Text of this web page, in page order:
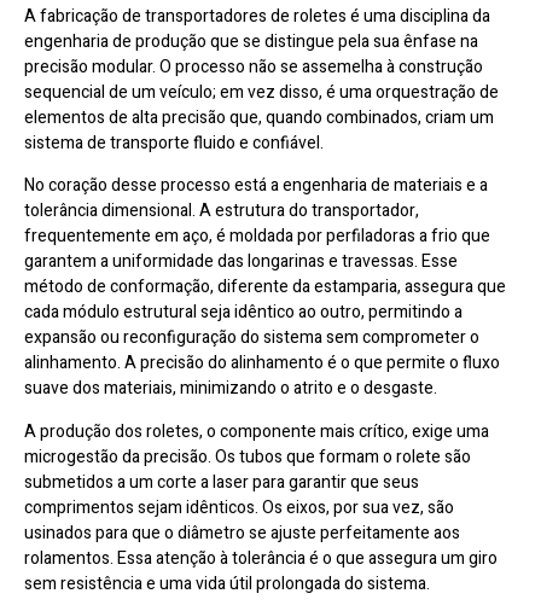
A fabricação de transportadores de roletes é uma disciplina da
engenharia de produção que se distingue pela sua ênfase na
precisão modular. O processo não se assemelha à construção
sequencial de um veículo; em vez disso, é uma orquestração de
elementos de alta precisão que, quando combinados, criam um
sistema de transporte fluido e confiável.
No coração desse processo está a engenharia de materiais e a
tolerância dimensional. A estrutura do transportador,
frequentemente em aço, é moldada por perfiladoras a frio que
garantem a uniformidade das longarinas e travessas. Esse
método de conformação, diferente da estamparia, assegura que
cada módulo estrutural seja idêntico ao outro, permitindo a
expansão ou reconfiguração do sistema sem comprometer o
alinhamento. A precisão do alinhamento é o que permite o fluxo
suave dos materiais, minimizando o atrito e o desgaste.
A produção dos roletes, o componente mais crítico, exige uma
microgestão da precisão. Os tubos que formam o rolete são
submetidos a um corte a laser para garantir que seus
comprimentos sejam idênticos. Os eixos, por sua vez, são
usinados para que o diâmetro se ajuste perfeitamente aos
rolamentos. Essa atenção à tolerância é o que assegura um giro
sem resistência e uma vida útil prolongada do sistema.